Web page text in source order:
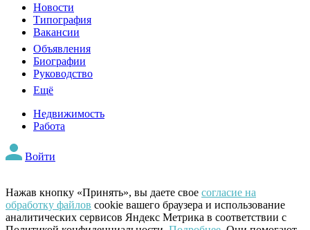
Новости
Типография
Вакансии
Объявления
Биографии
Руководство
Ещё
Недвижимость
Работа
Войти
Нажав кнопку «Принять», вы даете свое согласие на
обработку файлов cookie вашего браузера и использование
аналитических сервисов Яндекс Метрика в соответствии с